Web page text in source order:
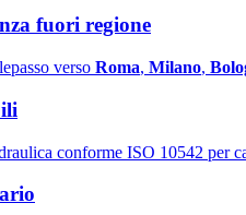
fuori regione
verso Roma, Milano,
conforme ISO 10542 per